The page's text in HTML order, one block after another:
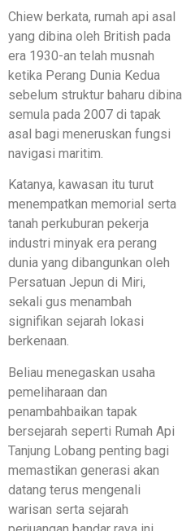
Chiew berkata, rumah api asal
yang dibina oleh British pada
era 1930-an telah musnah
ketika Perang Dunia Kedua
sebelum struktur baharu dibina
semula pada 2007 di tapak
asal bagi meneruskan fungsi
navigasi maritim.
Katanya, kawasan itu turut
menempatkan memorial serta
tanah perkuburan pekerja
industri minyak era perang
dunia yang dibangunkan oleh
Persatuan Jepun di Miri,
sekali gus menambah
signifikan sejarah lokasi
berkenaan.
Beliau menegaskan usaha
pemeliharaan dan
penambahbaikan tapak
bersejarah seperti Rumah Api
Tanjung Lobang penting bagi
memastikan generasi akan
datang terus mengenali
warisan serta sejarah